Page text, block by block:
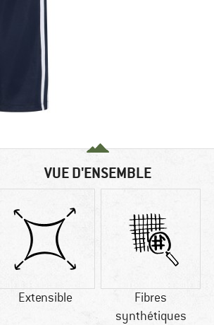
VUE D'ENSEMBLE
Extensible
Fibres
synthétiques